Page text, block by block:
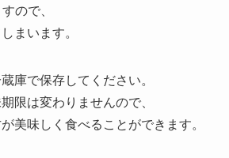
大幅に過ぎると
が生えたりなど腐敗する可能性が出て
異常が見られなければ食べることがで
、食べるかどうか判断してください。